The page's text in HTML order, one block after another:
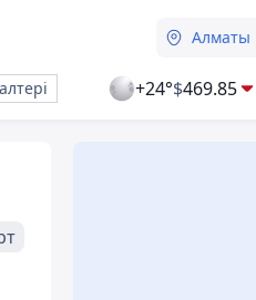
Алматы
+24°$469.85